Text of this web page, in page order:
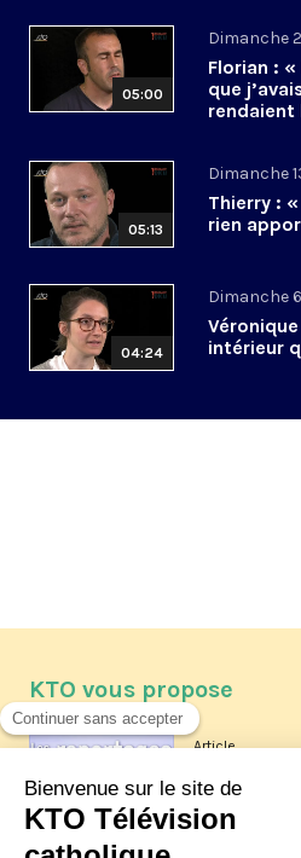
05:00
Dimanche
Florian :
que
rendaient
05:13
Dimanche
Thierry :
rien
04:24
Dimanche
intérieur
KTO vous propose
Article
Les